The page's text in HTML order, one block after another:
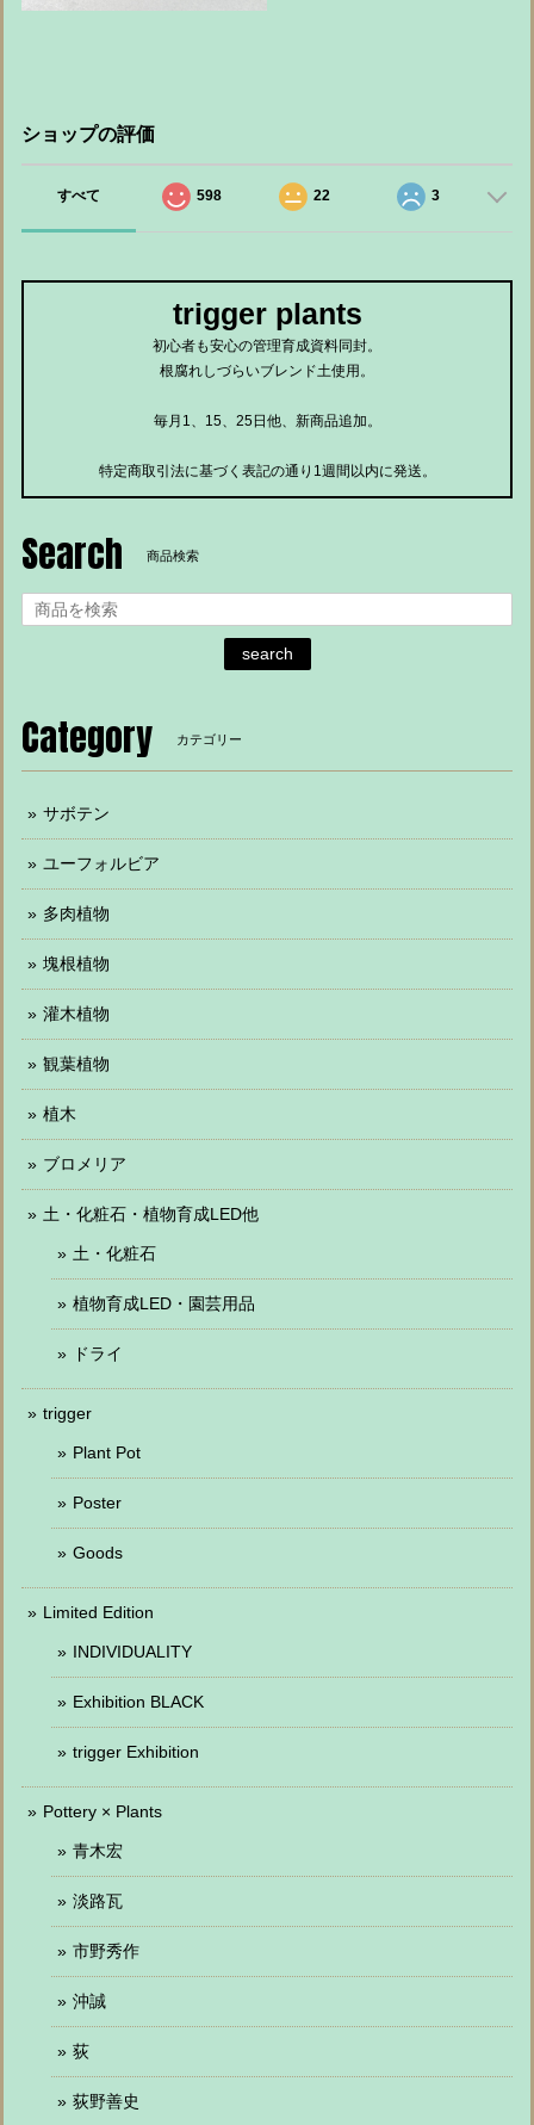
ショップの評価
すべて 598 22 3
trigger plants
初心者も安心の管理育成資料同封。
根腐れしづらいブレンド土使用。
毎月1、15、25日他、新商品追加。
特定商取引法に基づく表記の通り1週間以内に発送。
Search 商品検索
search
Category カテゴリー
サボテン
ユーフォルビア
多肉植物
塊根植物
灌木植物
観葉植物
植木
ブロメリア
土・化粧石・植物育成LED他
土・化粧石
植物育成LED・園芸用品
ドライ
trigger
Plant Pot
Poster
Goods
Limited Edition
INDIVIDUALITY
Exhibition BLACK
trigger Exhibition
Pottery × Plants
青木宏
淡路瓦
市野秀作
沖誠
荻
荻野善史